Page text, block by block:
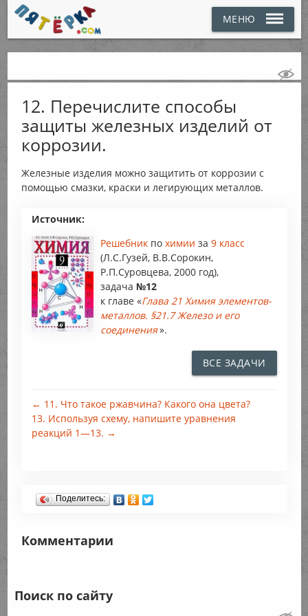
МЕНЮ
12. Перечислите способы
защиты железных изделий от
коррозии.
Железные изделия можно защитить от коррозии с
помощью смазки, краски и легирующих металлов.
Источник:
Решебник по химии за 9 класс
(Л.С.Гузей, В.В.Сорокин,
Р.П.Суровцева, 2000 год),
задача №12
к главе «Глава 21 Химия элементов-
металлов. §21.7 Железо и его
соединения».
ВСЕ ЗАДАЧИ
← 11. Что такое ржавчина? Какого она цвета?
13. Используя схему, напишите уравнения
реакций 1—13. →
Поделитесь:
Комментарии
Поиск по сайту